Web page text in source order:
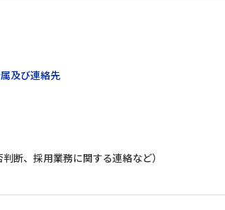
及び連絡先
断、採用業務に関する連絡など）